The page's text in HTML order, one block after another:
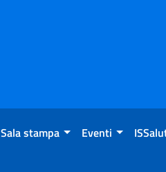
Sala stampa Eventi